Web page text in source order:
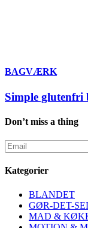
BAGVÆRK
Simple glutenfri
Don’t miss a thing
Kategorier
BLANDET
GØR-DET-
MAD &